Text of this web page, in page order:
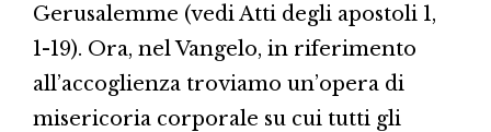
Gerusalemme (vedi Atti degli apostoli 1,
1-19). Ora, nel Vangelo, in riferimento
all’accoglienza troviamo un’opera di
misericoria corporale su cui tutti gli